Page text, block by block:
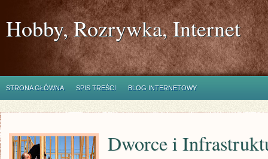
Hobby, Rozrywka, Internet
STRONA GŁÓWNA SPIS TREŚCI BLOG INTERNETOWY
Dworce i